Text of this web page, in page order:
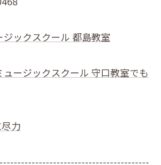
ックスクール 都島教室
ージックスクール 守口教室でも
力